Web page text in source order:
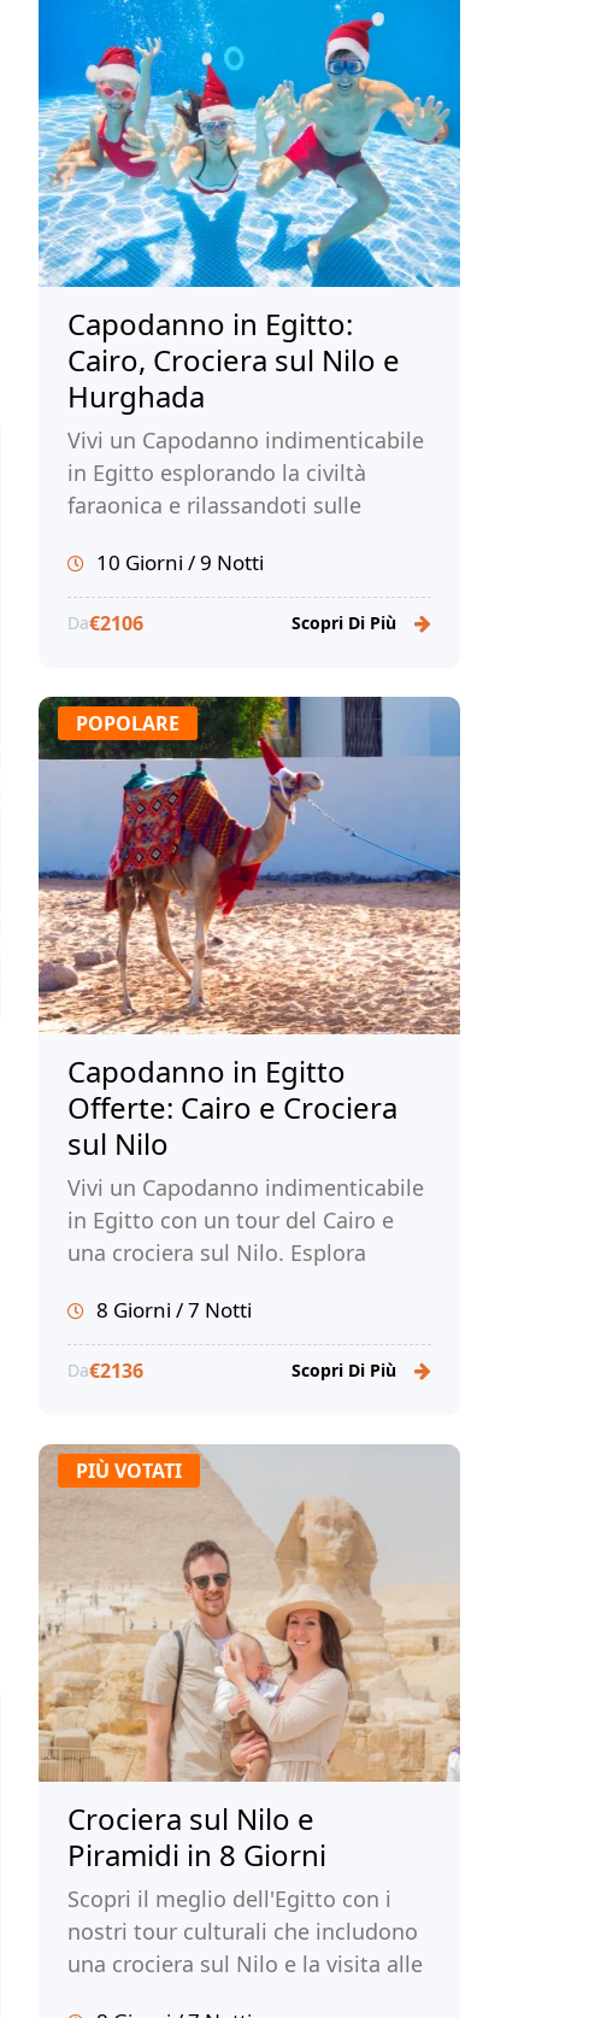
Capodanno in Egitto:
Cairo, Crociera sul Nilo e
Hurghada
Vivi un Capodanno indimenticabile
in Egitto esplorando la civiltà
faraonica e rilassandoti sulle
Prenota ora per un'esperienza di
viaggio personalizzata!
10 Giorni / 9 Notti
Da€2106 Scopri Di Più
POPOLARE
Capodanno in Egitto
Offerte: Cairo e Crociera
sul Nilo
Vivi un Capodanno indimenticabile
in Egitto con un tour del Cairo e
una crociera sul Nilo. Esplora
di Luxor e Assuan. Prenota ora con
Tour Egitto!
8 Giorni / 7 Notti
Da€2136 Scopri Di Più
PIÙ VOTATI
Crociera sul Nilo e
Piramidi in 8 Giorni
Scopri il meglio dell'Egitto con i
nostri tour culturali che includono
una crociera sul Nilo e la visita alle